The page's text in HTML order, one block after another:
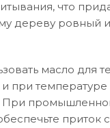
что
дереву ровный
масло для
при температуре
При
приток